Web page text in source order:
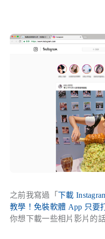
之前我寫過「 下載
教學！免裝軟體 App 只要
你想下載一些相片影片的